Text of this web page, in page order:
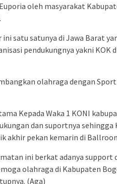
oleh masyarakat
satu satunya di Jawa Barat
pendukungnya yakni KOK
olahraga dengan
Kepada Waka 1 KONI
dan suportnya sehingga
akhir pekan kemarin di
ini berkat adanya support
olahraga di Kabupaten
(Aga)